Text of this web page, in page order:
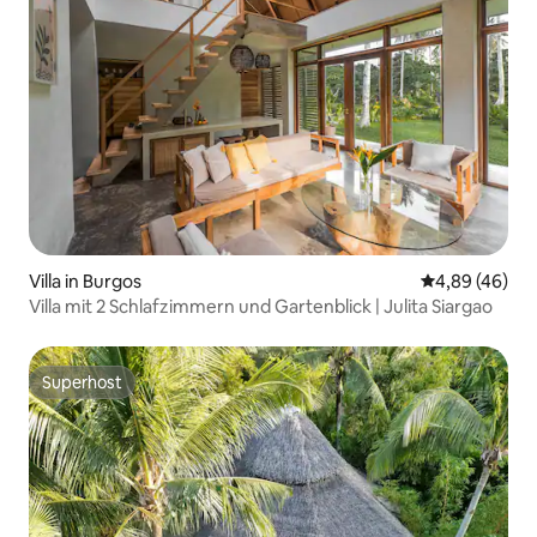
Villa in Burgos
4,89 (46)
Villa mit 2 Schlafzimmern und Gartenblick | Julita Siargao
Superhost
Superhost